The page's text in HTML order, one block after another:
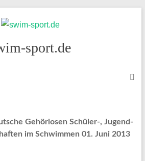
sport.de
Gehörlosen Schüler-, Jugend-
im Schwimmen 01. Juni 2013